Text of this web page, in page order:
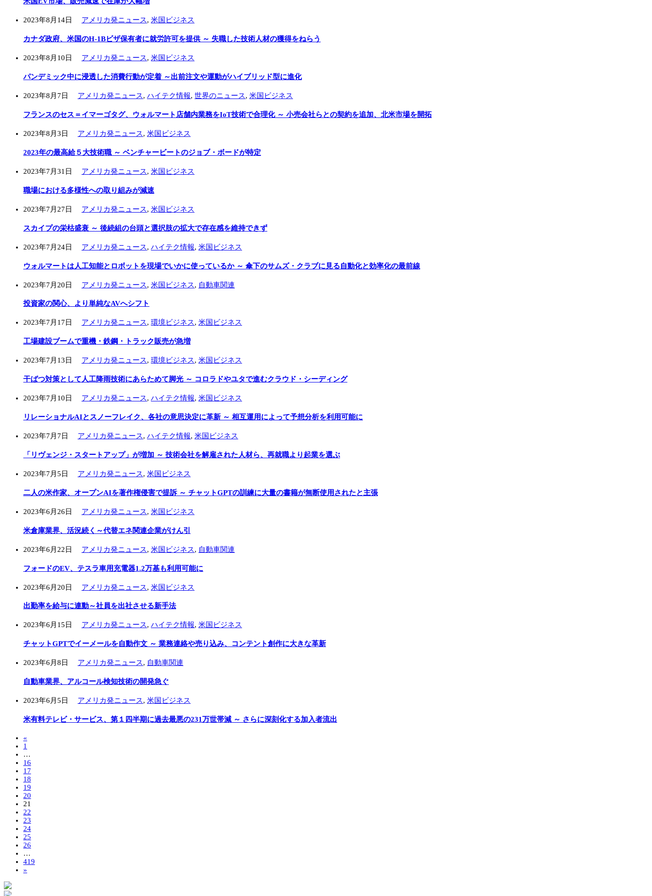
2023年8月14日 アメリカ発ニュース, 米国ビジネス
カナダ政府、米国のH-1Bビザ保有者に就労許可を提供 ～ 失職した技術人材の獲得をねらう
2023年8月10日 アメリカ発ニュース, 米国ビジネス
パンデミック中に浸透した消費行動が定着 ～出前注文や運動がハイブリッド型に進化
2023年8月7日 アメリカ発ニュース, ハイテク情報, 世界のニュース, 米国ビジネス
フランスのセス＝イマーゴタグ、ウォルマート店舗内業務をIoT技術で合理化 ～ 小売会社らとの契約を追加、北米市場を開拓
2023年8月3日 アメリカ発ニュース, 米国ビジネス
2023年の最高給５大技術職 ～ ベンチャービートのジョブ・ボードが特定
2023年7月31日 アメリカ発ニュース, 米国ビジネス
職場における多様性への取り組みが減速
2023年7月27日 アメリカ発ニュース, 米国ビジネス
スカイプの栄枯盛衰 ～ 後続組の台頭と選択肢の拡大で存在感を維持できず
2023年7月24日 アメリカ発ニュース, ハイテク情報, 米国ビジネス
ウォルマートは人工知能とロボットを現場でいかに使っているか ～ 傘下のサムズ・クラブに見る自動化と効率化の最前線
2023年7月20日 アメリカ発ニュース, 米国ビジネス, 自動車関連
投資家の関心、より単純なAVへシフト
2023年7月17日 アメリカ発ニュース, 環境ビジネス, 米国ビジネス
工場建設ブームで重機・鉄鋼・トラック販売が急増
2023年7月13日 アメリカ発ニュース, 環境ビジネス, 米国ビジネス
干ばつ対策として人工降雨技術にあらためて脚光 ～ コロラドやユタで進むクラウド・シーディング
2023年7月10日 アメリカ発ニュース, ハイテク情報, 米国ビジネス
リレーショナルAIとスノーフレイク、各社の意思決定に革新 ～ 相互運用によって予想分析を利用可能に
2023年7月7日 アメリカ発ニュース, ハイテク情報, 米国ビジネス
「リヴェンジ・スタートアップ」が増加 ～ 技術会社を解雇された人材ら、再就職より起業を選ぶ
2023年7月5日 アメリカ発ニュース, 米国ビジネス
二人の米作家、オープンAIを著作権侵害で提訴 ～ チャットGPTの訓練に大量の書籍が無断使用されたと主張
2023年6月26日 アメリカ発ニュース, 米国ビジネス
米倉庫業界、活況続く～代替エネ関連企業がけん引
2023年6月22日 アメリカ発ニュース, 米国ビジネス, 自動車関連
フォードのEV、テスラ車用充電器1.2万基も利用可能に
2023年6月20日 アメリカ発ニュース, 米国ビジネス
出勤率を給与に連動～社員を出社させる新手法
2023年6月15日 アメリカ発ニュース, ハイテク情報, 米国ビジネス
チャットGPTでイーメールを自動作文 ～ 業務連絡や売り込み、コンテント創作に大きな革新
2023年6月8日 アメリカ発ニュース, 自動車関連
自動車業界、アルコール検知技術の開発急ぐ
2023年6月5日 アメリカ発ニュース, 米国ビジネス
米有料テレビ・サービス、第１四半期に過去最悪の231万世帯減 ～ さらに深刻化する加入者流出
«
1
…
16
17
18
19
20
21
22
23
24
25
26
…
419
»